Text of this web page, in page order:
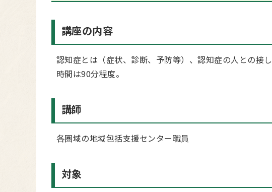
講座の内容
認知症とは（症状、診断、予防等）、認知症の人との接
時間は90分程度。
講師
各圏域の地域包括支援センター職員
対象